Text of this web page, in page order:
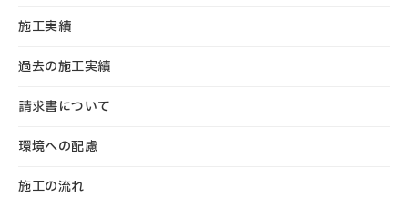
施工実績
過去の施工実績
請求書について
環境への配慮
施工の流れ